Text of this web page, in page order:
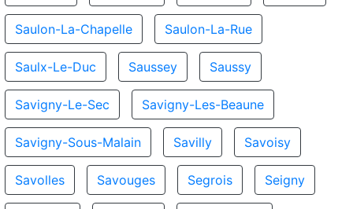
Saulon-La-Chapelle Saulon-La-Rue
Saulx-Le-Duc Saussey Saussy
Savigny-Le-Sec Savigny-Les-Beaune
Savigny-Sous-Malain Savilly Savoisy
Savolles Savouges Segrois Seigny